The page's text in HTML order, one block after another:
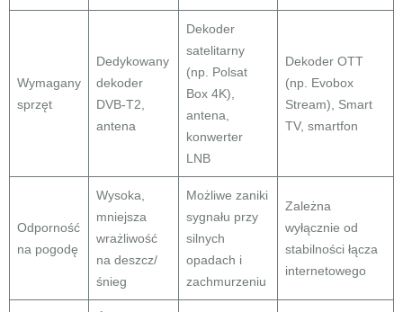
Wymagany
sprzęt
Dedykowany
dekoder
DVB-T2,
antena
Dekoder
satelitarny
(np. Polsat
Box 4K),
antena,
konwerter
LNB
Dekoder OTT
(np. Evobox
Stream), Smart
TV, smartfon
Odporność
na pogodę
Wysoka,
mniejsza
wrażliwość
na deszcz/
śnieg
Możliwe zaniki
sygnału przy
silnych
opadach i
zachmurzeniu
Zależna
wyłącznie od
stabilności łącza
internetowego